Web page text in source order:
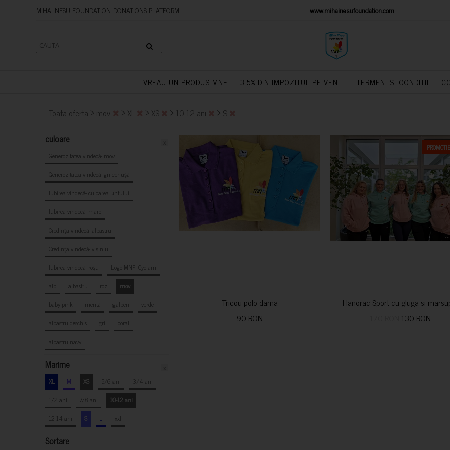
MIHAI NESU FOUNDATION DONATIONS PLATFORM www.mihainesufoundation.com
VREAU UN PRODUS MNF 3.5% DIN IMPOZITUL PE VENIT TERMENI SI CONDITII
Toata oferta > mov > XL > XS > 10-12 ani > S
culoare
Generozitatea vindecă- mov
Generozitatea vindecă- gri cenușă
Iubirea vindecă- culoarea untului
Iubirea vindecă- maro
Credința vindecă- albastru
Credința vindecă- vișiniu
Iubirea vindecă- roșu
Logo MNF- Cyclam
alb
albastru roz
mov
baby pink
mentă galben
verde
albastru deschis
gri
coral
albastru navy
Marime
XL M XS 5/6 ani
3/4 ani
1/2 ani
7/8 ani
10-12 ani
12-14 ani
S L xxl
Sortare
Tricou polo dama
90 RON
CUMPARA
Hanorac Sport cu gluga si
130 RON
CUMPARA